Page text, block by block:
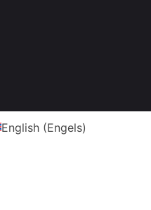
English(Engels)